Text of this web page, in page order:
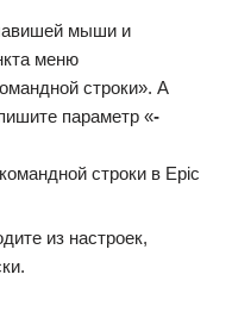
мыши и
меню
строки». А
параметр «-
из настроек,